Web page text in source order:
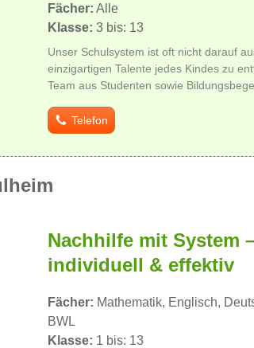
Fächer: Alle
Klasse: 3 bis: 13
Unser Schulsystem ist oft nicht darauf
einzigartigen Talente jedes Kindes zu
Team aus Studenten sowie
Telefon
Nachhilfe mit System
individuell & effektiv
Fächer: Mathematik, Englisch,
BWL
Klasse: 1 bis: 13